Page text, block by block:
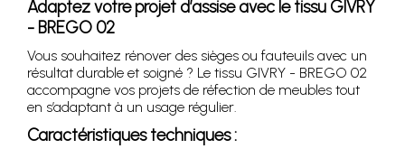
Adaptez votre projet d’assise avec le tissu GIVRY
- BREGO 02
Vous souhaitez rénover des sièges ou fauteuils avec un
résultat durable et soigné ? Le tissu GIVRY - BREGO 02
accompagne vos projets de réfection de meubles tout
en s’adaptant à un usage régulier.
Caractéristiques techniques :